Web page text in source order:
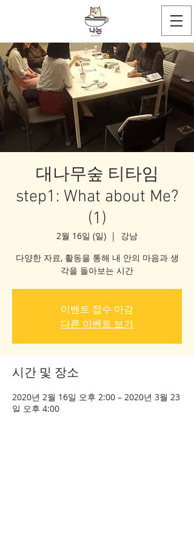
대나무숲 티타임
step1: What about Me?
(1)
2월 16일 (일)
  |
강남
다양한 자료, 활동을 통해 내 안의 마음과 생
각을 돌아보는 시간
이벤트 접수 마감
다른 이벤트 보기
시간 및 장소
2020년 2월 16일 오후 2:00 – 2020년 3월 23
일 오후 4:00